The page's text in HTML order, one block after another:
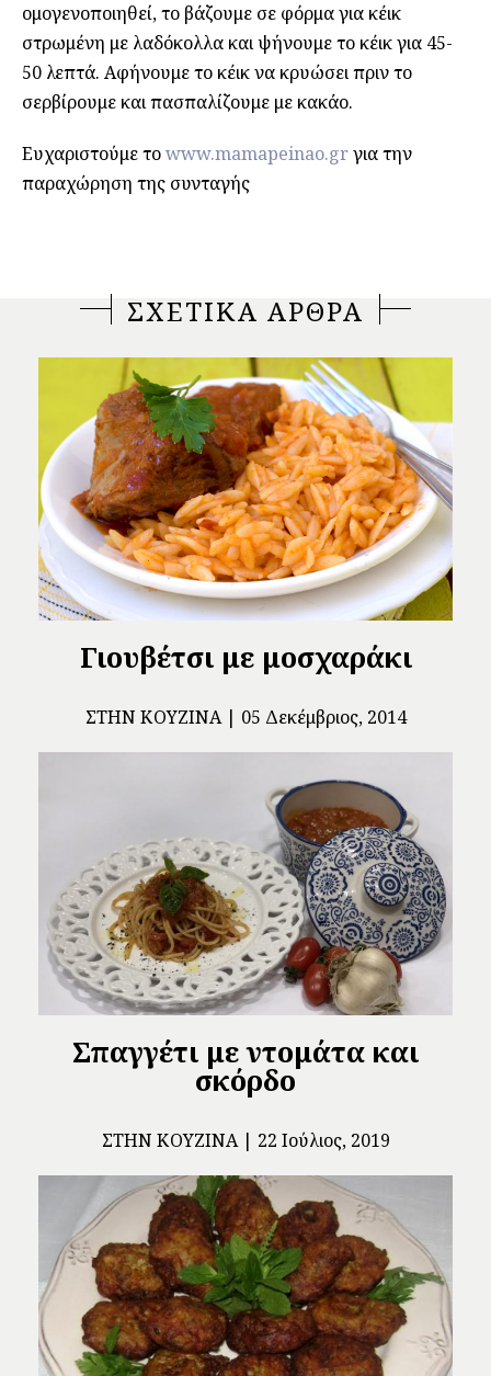
ομογενοποιηθεί, το βάζουμε σε φόρμα για κέικ
στρωμένη με λαδόκολλα και ψήνουμε το κέικ για 45-
50 λεπτά. Αφήνουμε το κέικ να κρυώσει πριν το
σερβίρουμε και πασπαλίζουμε με κακάο.
Ευχαριστούμε τοwww.mamapeinao.grγια την
παραχώρηση της συνταγής
ΣΧΕΤΙΚΑ ΑΡΘΡΑ
Γιουβέτσι με μοσχαράκι
ΣΤΗΝ ΚΟΥΖΊΝΑ 05 Δεκέμβριος, 2014
Σπαγγέτι με ντομάτα και
σκόρδο
ΣΤΗΝ ΚΟΥΖΊΝΑ 22 Ιούλιος, 2019